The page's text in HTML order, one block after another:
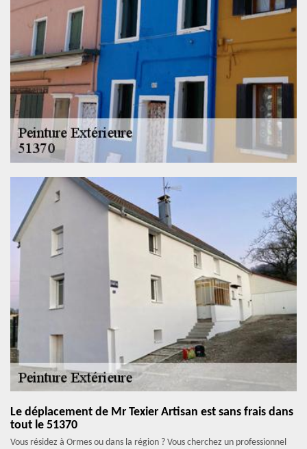
Le déplacement de Mr Texier Artisan est sans frais dans
tout le 51370
Vous résidez à Ormes ou dans la région ? Vous cherchez un professionnel